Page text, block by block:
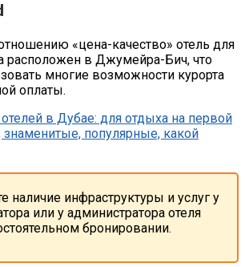
«цена-качество» отель для
расположен в Джумейра-Бич, что
многие возможности курорта
оплаты.
наличие инфраструктуры и услуг у
или у администратора отеля
бронировании.